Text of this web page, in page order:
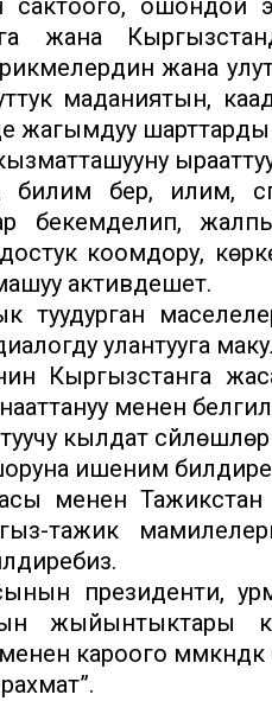
сактоого,
жана
жана
маданиятын,
жагымдуу шарттарды
билим берүү, илим,
бекемделип,
коомдору,
активдешет.
туудурган
улантууга
Кыргызстанга
менен
кылдат
ишеним
менен
тажик
президенти,
жыйынтыктары
кароого мүмкүндүк
рахмат”.